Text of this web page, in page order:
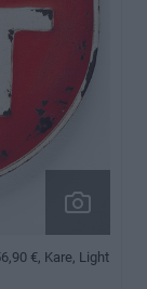
€, Kare, Light